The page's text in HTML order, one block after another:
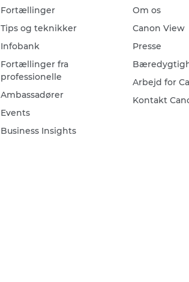
Fortællinger
Tips og teknikker
Infobank
Fortællinger fra
professionelle
Ambassadører
Events
Business Insights
Om os
Canon View
Presse
Arbejd for
Kontakt